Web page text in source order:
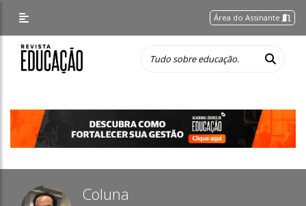
Área do Assinante
Coluna